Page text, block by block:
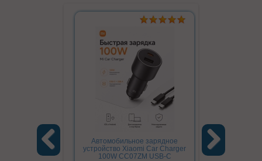
Автомобильное зарядное
устройство Xiaomi Car Charger
100W CC07ZM USB-C